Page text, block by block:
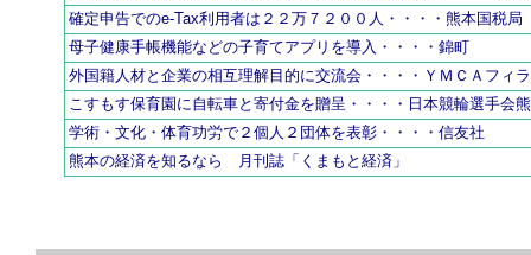
確定申告でのe-Tax利用者は２２万７２００人・・・・熊本国税局
母子健康手帳機能などの子育てアプリを導入・・・・錦町
外国籍人材と企業の相互理解目的に交流会・・・・ＹＭＣＡフィ
こすもす保育園に自転車と寄付金を贈呈・・・・日本競輪選手会
学術・文化・体育功労で２個人２団体を表彰・・・・信友社
熊本の経済を知るなら 月刊誌「くまもと経済」